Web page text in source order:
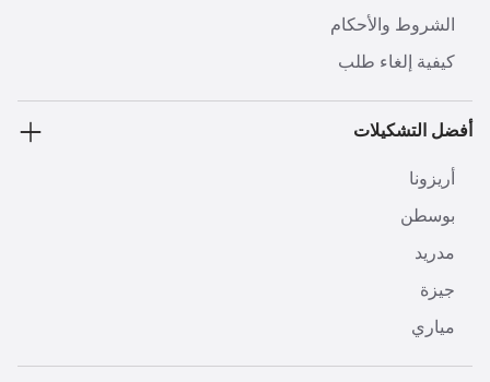
الشروط والأحكام
كيفية إلغاء طلب
أفضل التشكيلات
أريزونا
بوسطن
مدريد
جيزة
مياري